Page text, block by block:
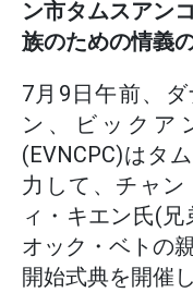
ン市タムスアン
族のための情義
7月9日午前、
ン、ビックア
(EVNCPC)はタ
力して、チャ
ィ・キエン氏(
オック・ベトの
開始式典を開催